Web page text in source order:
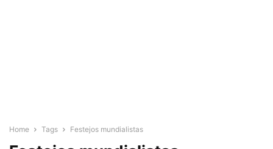
Home Tags Festejos mundialistas